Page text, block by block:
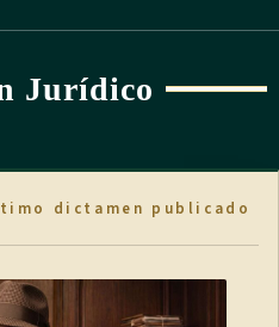
Jurídico
dictamen publicado